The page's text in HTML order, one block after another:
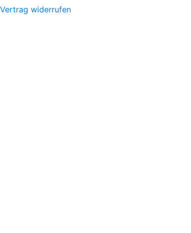
Vertrag widerrufen